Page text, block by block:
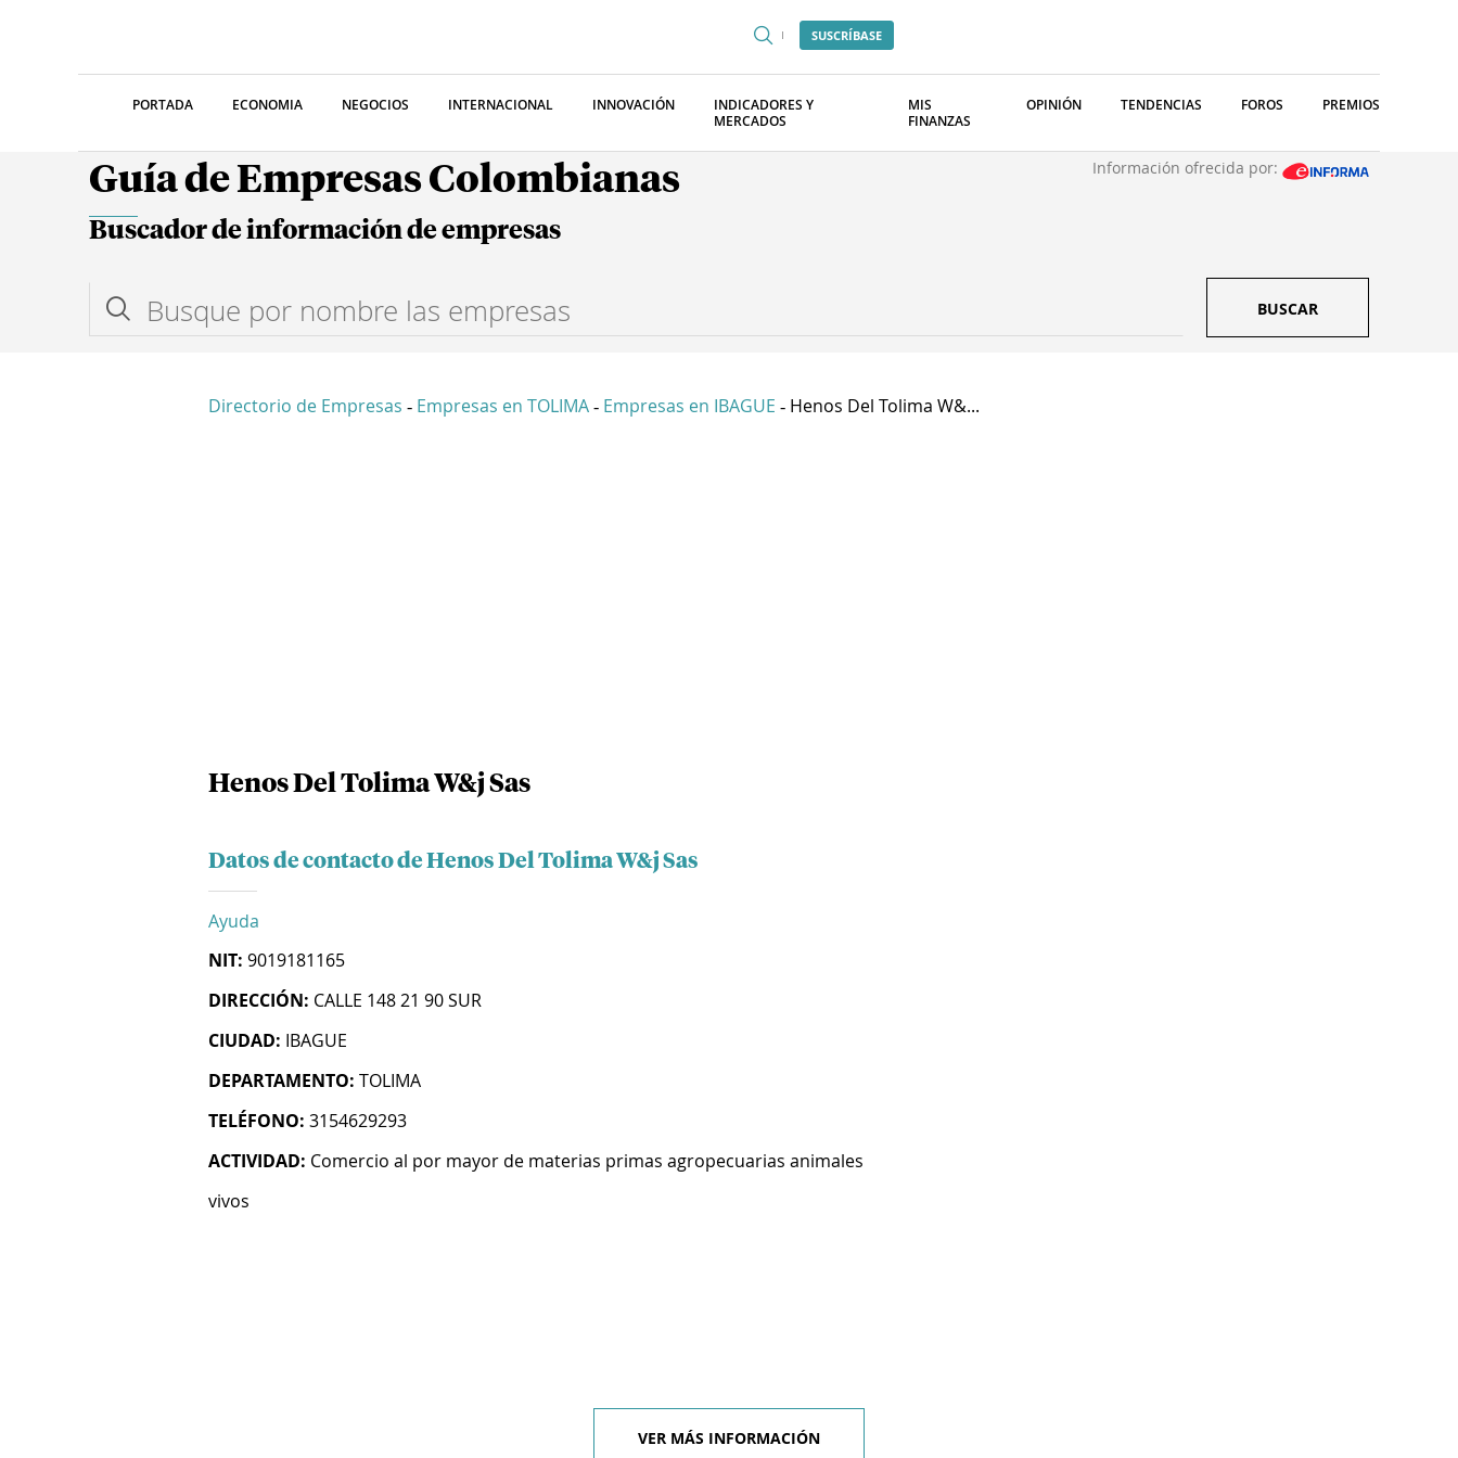
SUSCRÍBASE
PORTADA ECONOMIA NEGOCIOS INTERNACIONAL INNOVACIÓN
INDICADORES Y
MERCADOS
MIS
FINANZAS
OPINIÓN TENDENCIAS FOROS PREMIOS
Guía de Empresas Colombianas Información ofrecida por:
Buscador de información de empresas
BUSCAR
Directorio de Empresas - Empresas en TOLIMA - Empresas en IBAGUE - Henos Del Tolima W&...
Henos Del Tolima W&j Sas
Datos de contacto de Henos Del Tolima W&j Sas
Ayuda
NIT: 9019181165
DIRECCIÓN: CALLE 148 21 90 SUR
CIUDAD: IBAGUE
DEPARTAMENTO: TOLIMA
TELÉFONO: 3154629293
ACTIVIDAD: Comercio al por mayor de materias primas agropecuarias animales
vivos
VER MÁS INFORMACIÓN